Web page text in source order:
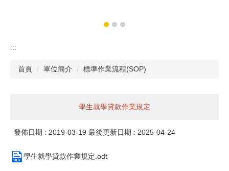
:::
首頁 單位簡介 標準作業流程(SOP)
學生就學貸款作業規定
發佈日期 : 2019-03-19 最後更新日期 : 2025-04-24
學生就學貸款作業規定.odt